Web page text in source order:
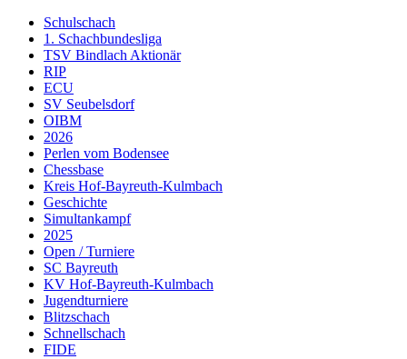
Schulschach
1. Schachbundesliga
TSV Bindlach Aktionär
RIP
ECU
SV Seubelsdorf
OIBM
2026
Perlen vom Bodensee
Chessbase
Kreis Hof-Bayreuth-Kulmbach
Geschichte
Simultankampf
2025
Open / Turniere
SC Bayreuth
KV Hof-Bayreuth-Kulmbach
Jugendturniere
Blitzschach
Schnellschach
FIDE